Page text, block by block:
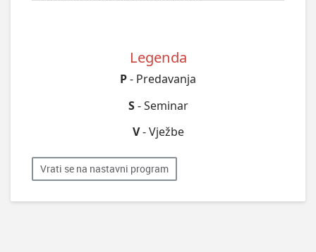
Legenda
P- Predavanja
S- Seminar
V- Vježbe
Vrati se na nastavni program